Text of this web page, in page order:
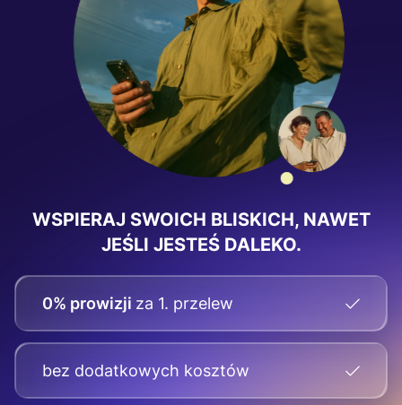
WSPIERAJ SWOICH BLISKICH, NAWET
JEŚLI JESTEŚ DALEKO.
0% prowizji za 1. przelew
bez dodatkowych kosztów